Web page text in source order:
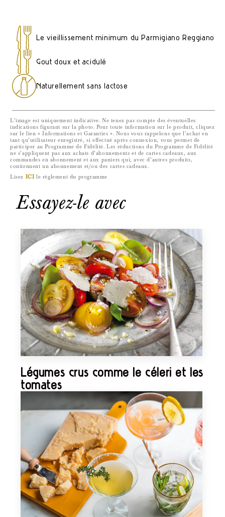
12
mois
12
Le vieillissement minimum du Parmigiano Reggiano
Goût doux et acidulé
Naturellement sans lactose
L’image est uniquement indicative. Ne tenez pas compte des éventuelles
indications figurant sur la photo. Pour toute information sur le produit, cliquez
sur le lien « Informations et Garanties ». Nous vous rappelons que l’achat en
tant qu’utilisateur enregistré, si effectué après connexion, vous permet de
participer au Programme de Fidélité. Les réductions du Programme de Fidélité
ne s’appliquent pas aux achats d’abonnements et de cartes cadeaux, aux
commandes en abonnement et aux paniers qui, avec d’autres produits,
contiennent un abonnement et/ou des cartes cadeaux.
Lisez ICI le règlement du programme
Essayez-le avec
Légumes crus comme le céleri et les
tomates